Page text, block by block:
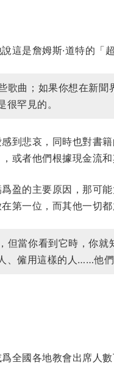
這是詹姆斯·道特的「
歌曲；如果你想在新
罕見的。
到悲哀，同時也對書
或者他們根據現金流和
盈的主要原因，那可
第一位，而其他一切
但當你看到它時，你
、僱用這樣的人……他們
全國各地教會出席人